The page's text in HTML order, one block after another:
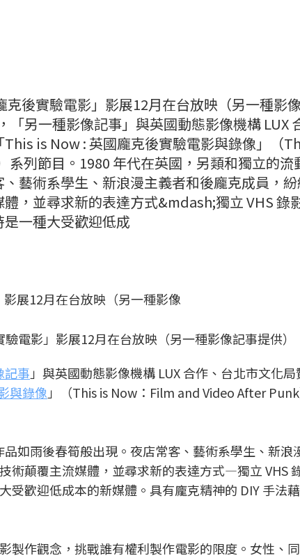
後實驗電影」影展12月在台放映（另一種影
「另一種影像記事」與英國動態影像機構 LUX
is Now : 英國龐克後實驗電影與錄像」（
列節目。1980 年代在英國，另類和獨立的流
藝術系學生、新浪漫主義者和後龐克成員，
，並尋求新的表達方式&mdash;獨立 VHS 錄
一種大受歡迎低成
電影」影展12月在台放映（另一種影像記事提供）
記事 」與英國動態影像機構 LUX 合作、台北市文化
與錄像 」（This is Now：Film and Video After
如雨後春筍般出現。夜店常客、藝術系學生、新浪
術顛覆主流媒體，並尋求新的表達方式—獨立 VHS
受歡迎低成本的新媒體。具有龐克精神的 DIY 手法
製作觀念，挑戰誰有權利製作電影的限度。女性、